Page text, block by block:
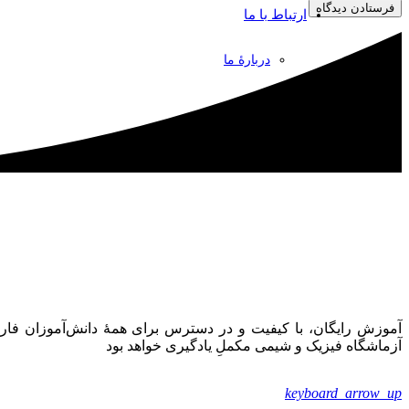
ارتباط با ما
دربارۀ ما
فرستادن دیدگاه
آموزش رایگان، با کیفیت و در دسترس برای همۀ دانش‌آموزان
آزماشگاه فیزیک و شیمی مکملِ یادگیری خواهد بود
keyboard_arrow_up